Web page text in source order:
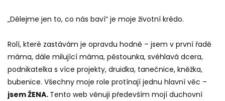
„Dělejme jen to, co nás baví“ je moje životní krédo.
Rolí, které zastávám je opravdu hodně – jsem v první řadě
máma, dále milující máma, pěstounka, svéhlavá dcera,
podnikatelka s více projekty, druidka, tanečnice, kněžka,
bubenice. Všechny moje role protínají jednu hlavní věc –
jsem ŽENA. Tento web věnuji především mojí duchovní